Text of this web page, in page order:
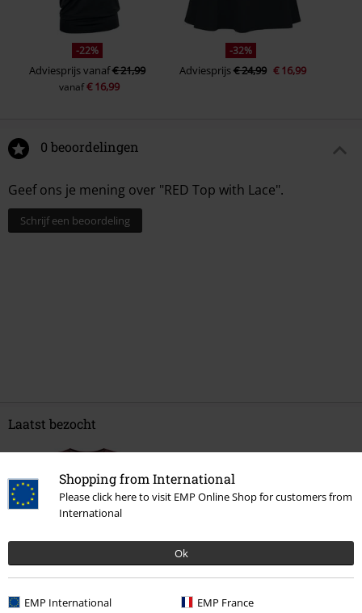
Shopping from International
Please click here to visit EMP Online Shop for customers from
International
Ok
EMP International EMP France
-22%
Adviesprijsvanaf€ 21,99
vanaf€ 16,99
-32%
Adviesprijs€ 24,99 € 16,99
0 beoordelingen
Geef ons je mening over "RED Top with Lace".
Schrijf een beoordeling
Laatst bezocht
Adviesprijs€ 19,99